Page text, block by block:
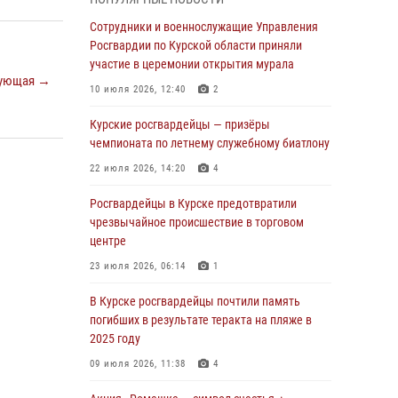
→
Курские росгвардейцы продолжают
знакомить подрастающее поколение с
особенностями службы
05 августа 2026, 12:45
Росгвардейцы в Курске проверили работу
ЧОП в детских оздоровительных лагерях
05 августа 2026, 09:51
При содействии спецназа Росгвардии в
Курске пресечена попытка сбыта крупной
партии наркотиков
04 августа 2026, 12:52
За прошедшую неделю росгвардейцы
Курской области проверили 85 владельцев
оружия
04 августа 2026, 07:00
Сотрудники и военнослужащие Управления
Росгвардии по Курской области приняли
участие в церемонии открытия мурала
10 июля 2026, 12:40 2
Курские росгвардейцы — призёры
чемпионата по летнему служебному биатлону
22 июля 2026, 14:20 4
Росгвардейцы в Курске предотвратили
чрезвычайное происшествие в торговом
центре
23 июля 2026, 06:14 1
В Курске росгвардейцы почтили память
погибших в результате теракта на пляже в
2025 году
09 июля 2026, 11:38 4